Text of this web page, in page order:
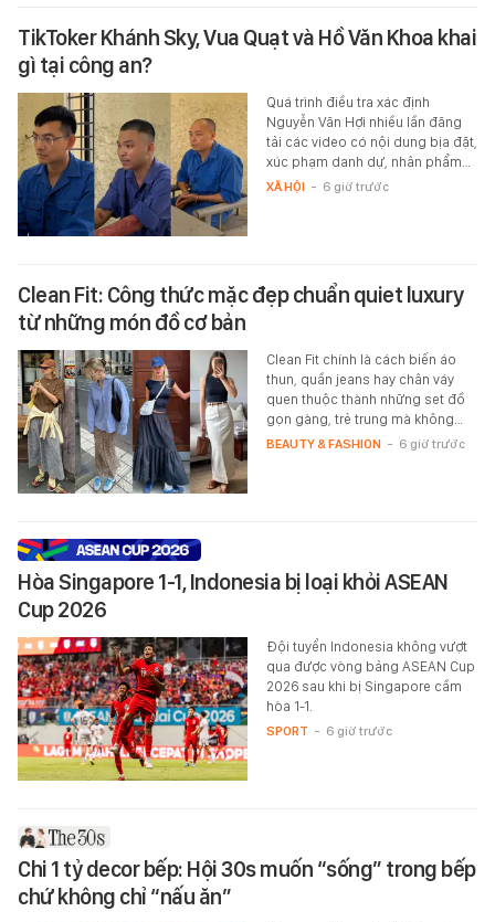
TikToker Khánh Sky, Vua Quạt và Hồ Văn Khoa khai
gì tại công an?
Quá trình điều tra xác định
Nguyễn Văn Hợi nhiều lần đăng
tải các video có nội dung bịa đặt,
xúc phạm danh dự, nhân phẩm…
XÃ HỘI - 6 giờ trước
Clean Fit: Công thức mặc đẹp chuẩn quiet luxury
từ những món đồ cơ bản
Clean Fit chính là cách biến áo
thun, quần jeans hay chân váy
quen thuộc thành những set đồ
gọn gàng, trẻ trung mà không…
BEAUTY & FASHION - 6 giờ trước
Hòa Singapore 1-1, Indonesia bị loại khỏi ASEAN
Cup 2026
Đội tuyển Indonesia không vượt
qua được vòng bảng ASEAN Cup
2026 sau khi bị Singapore cầm
hòa 1-1.
SPORT - 6 giờ trước
Chi 1 tỷ decor bếp: Hội 30s muốn “sống” trong bếp
chứ không chỉ “nấu ăn”